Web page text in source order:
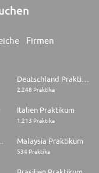
Firmen
Deutschland Praktikum
2.248 Praktika
Italien Praktikum
1.213 Praktika
Malaysia Praktikum
534 Praktika